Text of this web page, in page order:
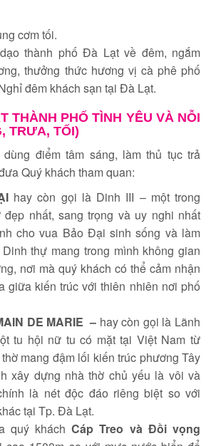
cơm tối.
thành phố Đà Lạt về đêm, ngắm
thưởng thức hương vị cà phê phố
đêm khách sạn tại Đà Lạt.
THÀNH PHỐ TÌNH YÊU VÀ NỖI
TRƯA, TỐI)
điểm tâm sáng, làm thủ tục trả
Quý khách tham quan:
hay còn gọi là Dinh III – một trong
nhất, sang trọng và uy nghi nhất
cho vua Bảo Đại sinh sống và làm
thự mang trong mình không gian
nơi mà quý khách có thể cảm nhận
giữa kiến trúc với thiên nhiên nơi phố
DE MARIE – hay còn gọi là Lãnh
tu hội nữ tu có mặt tại Việt Nam từ
mang đậm lối kiến trúc phương Tây
xây dựng nhà thờ chủ yếu là vôi và
là nét độc đáo riêng biệt so với
tại Tp. Đà Lạt.
quý kháchCáp Treo và Đồi vọng